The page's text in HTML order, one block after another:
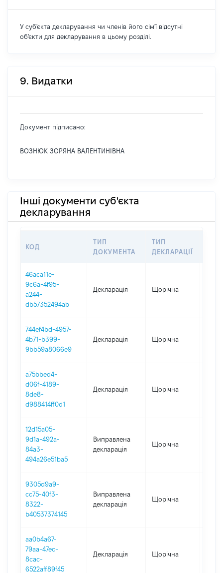
У суб'єкта декларування чи членів його сім'ї відсутні
об'єкти для декларування в цьому розділі.
9. Видатки
Документ підписано:
ВОЗНЮК ЗОРЯНА ВАЛЕНТИНІВНА
Інші документи суб'єкта
декларування
КОД
ТИП
ДОКУМЕНТА
ТИП
ДЕКЛАРАЦІЇ
46aca11e-
9c6a-4f95-
a244-
db57352494ab
Декларація Щорічна
744ef4bd-4957-
4b71-b399-
9bb59a8066e9
Декларація Щорічна
a75bbed4-
d06f-4189-
8de8-
d988414ff0d1
Декларація Щорічна
12d15a05-
9d1a-492a-
84a3-
494a26e51ba5
Виправлена
декларація
Щорічна
9305d9a9-
cc75-40f3-
8322-
b40537374145
Виправлена
декларація
Щорічна
aa0b4a67-
79aa-47ec-
8cac-
6522aff89f45
Декларація Щорічна